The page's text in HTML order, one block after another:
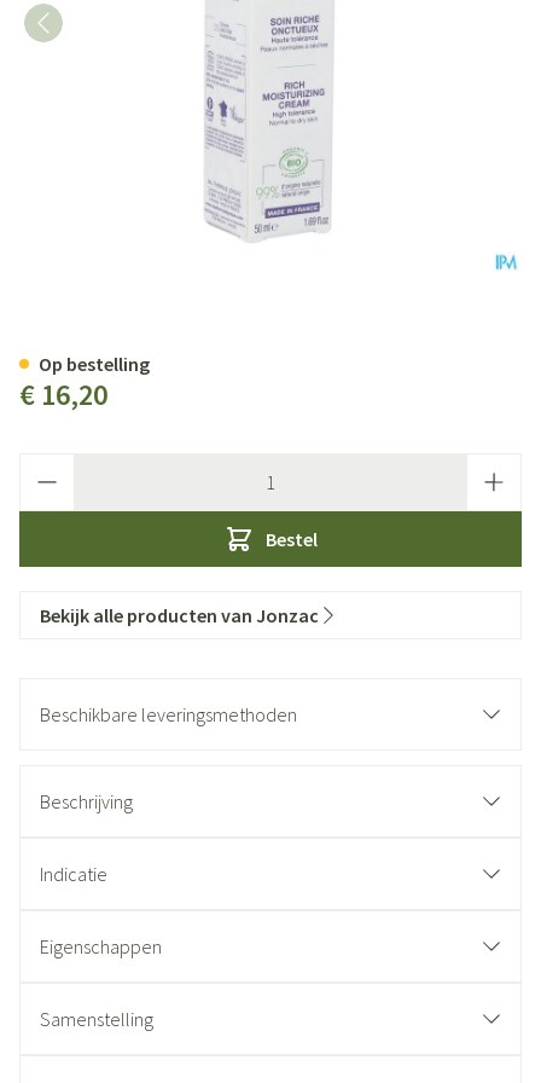
€ 16,20
Bestel
Op bestelling
Bekijk alle producten van Jonzac
Beschikbare leveringsmethoden
Beschrijving
Indicatie
Eigenschappen
Samenstelling